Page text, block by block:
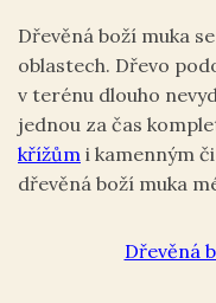
Dřevěná boží muka
oblastech. Dřevo
v terénu dlouho
jednou za čas
křížům i kamenným
dřevěná boží muka
Dřevěná